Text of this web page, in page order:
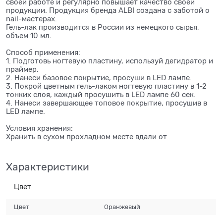
своей работе и регулярно повышает качество своей
продукции. Продукция бренда ALBI создана с заботой о
nail-мастерах.
Гель-лак производится в России из немецкого сырья,
объем 10 мл.
Способ применения:
1. Подготовь ногтевую пластину, используй дегидратор и
праймер.
2. Нанеси базовое покрытие, просуши в LED лампе.
3. Покрой цветным гель-лаком ногтевую пластину в 1-2
тонких слоя, каждый просушить в LED лампе 60 сек.
4. Нанеси завершающее топовое покрытие, просушив в
LED лампе.
Условия хранения:
Хранить в сухом прохладном месте вдали от
Характеристики
Цвет
Цвет Оранжевый